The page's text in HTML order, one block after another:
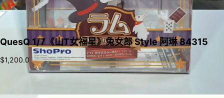
QuesQ 1/7《山T女福星》兔女郎 Style 阿琳 84315
$1,200.0